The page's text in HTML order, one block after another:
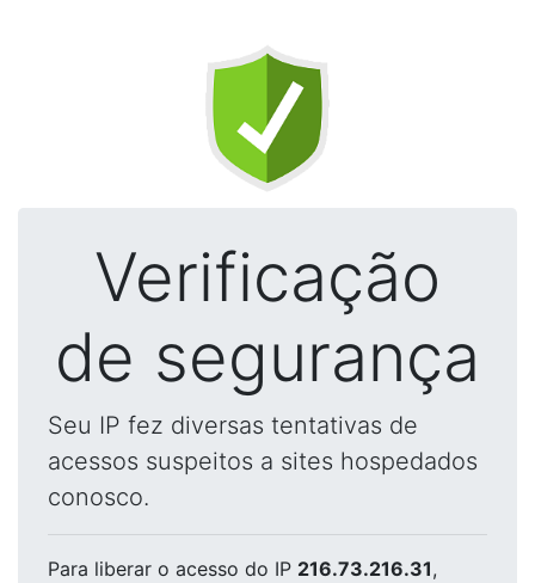
Verificação
de segurança
Seu IP fez diversas tentativas de
acessos suspeitos a sites hospedados
conosco.
Para liberar o acesso do IP 216.73.216.31,